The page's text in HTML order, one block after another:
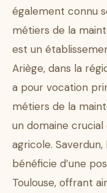
également connu
métiers de la
est un
Ariège, dans la
a pour vocation
métiers de la
un domaine
agricole.
bénéficie d’une
Toulouse, offrant